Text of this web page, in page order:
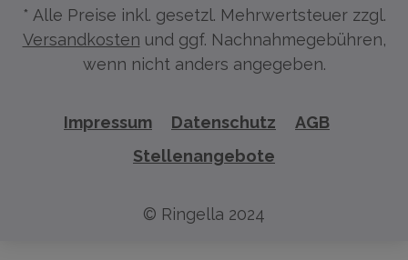
* Alle Preise inkl. gesetzl. Mehrwertsteuer zzgl.
Versandkosten und ggf. Nachnahmegebühren,
wenn nicht anders angegeben.
Impressum Datenschutz
AGB
Stellenangebote
© Ringella 2024